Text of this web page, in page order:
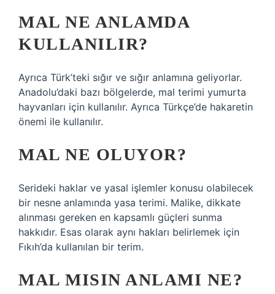
MAL NE ANLAMDA
KULLANILIR?
Ayrıca Türk’teki sığır ve sığır anlamına geliyorlar.
Anadolu’daki bazı bölgelerde, mal terimi yumurta
hayvanları için kullanılır. Ayrıca Türkçe’de hakaretin
önemi ile kullanılır.
MAL NE OLUYOR?
Serideki haklar ve yasal işlemler konusu olabilecek
bir nesne anlamında yasa terimi. Malike, dikkate
alınması gereken en kapsamlı güçleri sunma
hakkıdır. Esas olarak aynı hakları belirlemek için
Fıkıh’da kullanılan bir terim.
MAL MISIN ANLAMI NE?